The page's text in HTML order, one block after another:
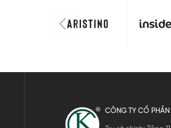
CÔNG TY CỔ PHẦN